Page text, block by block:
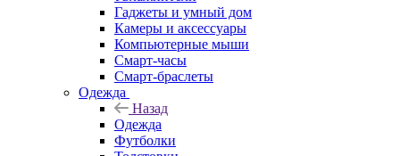
Гаджеты и умный дом
Камеры и аксессуары
Компьютерные мыши
Смарт-часы
Смарт-браслеты
Одежда
Назад
Одежда
Футболки